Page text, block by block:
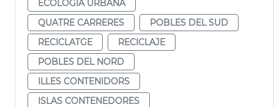
ECOLOGIA URBANA
QUATRE CARRERES
POBLES DEL SUD
RECICLATGE
RECICLAJE
POBLES DEL NORD
ILLES CONTENIDORS
ISLAS CONTENEDORES